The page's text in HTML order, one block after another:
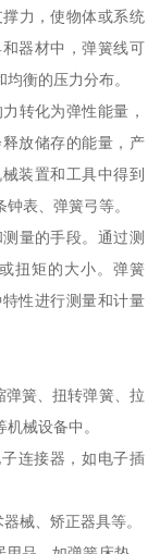
力，使物体或系统
器材中，弹簧线可
衡的压力分布。
转化为弹性能量，
放储存的能量，产
装置和工具中得到
表、弹簧弓等。
量的手段。通过测
扭矩的大小。弹簧
性进行测量和计量
弹簧、扭转弹簧、拉
械设备中。
连接器，如电子插
械、矫正器具等。